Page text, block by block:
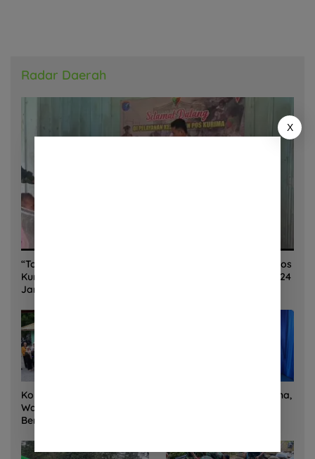
Radar Daerah
“Torang Sehat Kampung Kuat” Satgas Yonif 645/GTY Pos
Kurima Melaksanakan Pelayanan kesehatan Gratis 1 x 24
Jam
Korem 132/Tadulako dan
Warga Gotong Royong
Bersihkan Gedung Juang
Sinergi Kementrans-Aruna,
X